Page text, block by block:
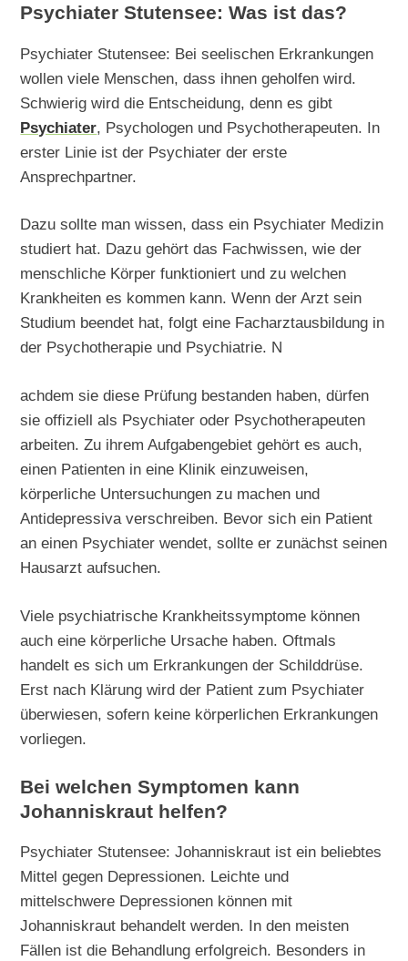
Psychiater Stutensee: Was ist das?
Psychiater Stutensee: Bei seelischen Erkrankungen
wollen viele Menschen, dass ihnen geholfen wird.
Schwierig wird die Entscheidung, denn es gibt
Psychiater, Psychologen und Psychotherapeuten. In
erster Linie ist der Psychiater der erste
Ansprechpartner.
Dazu sollte man wissen, dass ein Psychiater Medizin
studiert hat. Dazu gehört das Fachwissen, wie der
menschliche Körper funktioniert und zu welchen
Krankheiten es kommen kann. Wenn der Arzt sein
Studium beendet hat, folgt eine Facharztausbildung in
der Psychotherapie und Psychiatrie. N
achdem sie diese Prüfung bestanden haben, dürfen
sie offiziell als Psychiater oder Psychotherapeuten
arbeiten. Zu ihrem Aufgabengebiet gehört es auch,
einen Patienten in eine Klinik einzuweisen,
körperliche Untersuchungen zu machen und
Antidepressiva verschreiben. Bevor sich ein Patient
an einen Psychiater wendet, sollte er zunächst seinen
Hausarzt aufsuchen.
Viele psychiatrische Krankheitssymptome können
auch eine körperliche Ursache haben. Oftmals
handelt es sich um Erkrankungen der Schilddrüse.
Erst nach Klärung wird der Patient zum Psychiater
überwiesen, sofern keine körperlichen Erkrankungen
vorliegen.
Bei welchen Symptomen kann
Johanniskraut helfen?
Psychiater Stutensee: Johanniskraut ist ein beliebtes
Mittel gegen Depressionen. Leichte und
mittelschwere Depressionen können mit
Johanniskraut behandelt werden. In den meisten
Fällen ist die Behandlung erfolgreich. Besonders in